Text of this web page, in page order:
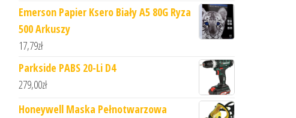
Emerson Papier Ksero Biały A5 80G Ryza
500 Arkuszy
17,79zł
Parkside PABS 20-Li D4
279,00zł
Honeywell Maska Pełnotwarzowa